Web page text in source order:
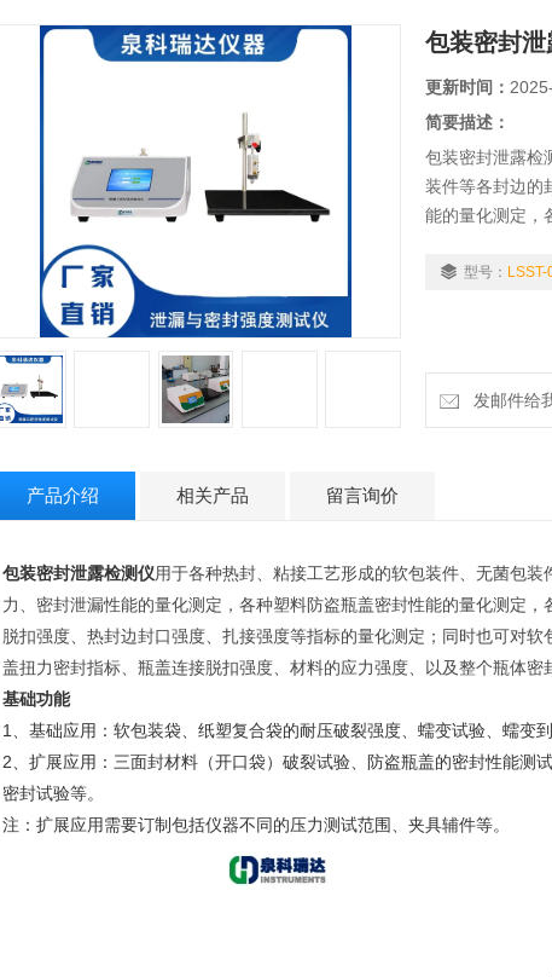
包装密封泄
更新时间：
简要描述：
包装密封泄露检
装件等各封边的
能的量化测定，
接强度等指标
型号： LSST-
发邮件给
产品介绍 相关产品 留言询价
包装密封泄露检测仪用于各种热封、粘接工艺形成的软包装件、无菌包
力、密封泄漏性能的量化测定，各种塑料防盗瓶盖密封性能的量化测定，
脱扣强度、热封边封口强度、扎接强度等指标的量化测定；同时也可对
盖扭力密封指标、瓶盖连接脱扣强度、材料的应力强度、以及整个瓶体密
基础功能
1、基础应用：软包装袋、纸塑复合袋的耐压破裂强度、蠕变试验、蠕变到
2、扩展应用：三面封材料（开口袋）破裂试验、防盗瓶盖的密封性能测
密封试验等。
注：扩展应用需要订制包括仪器不同的压力测试范围、夹具辅件等。